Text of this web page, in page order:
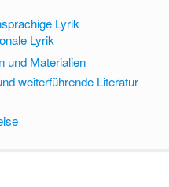
Lyrik
Lyrik
und Materialien
weiterführende Literatur